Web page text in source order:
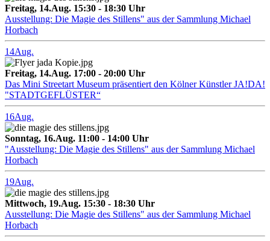
Freitag, 14.Aug. 15:30 - 18:30 Uhr
Ausstellung: Die Magie des Stillens" aus der Sammlung Michael
Horbach
14Aug.
Freitag, 14.Aug. 17:00 - 20:00 Uhr
Das Mini Streetart Museum präsentiert den Kölner Künstler JA!DA!
"STADTGEFLÜSTER“
16Aug.
Sonntag, 16.Aug. 11:00 - 14:00 Uhr
"Ausstellung: Die Magie des Stillens" aus der Sammlung Michael
Horbach
19Aug.
Mittwoch, 19.Aug. 15:30 - 18:30 Uhr
Ausstellung: Die Magie des Stillens" aus der Sammlung Michael
Horbach